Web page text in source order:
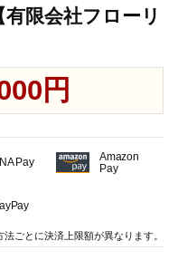
限会社フローリ
円
Pay
Amazon
Pay
法ごとに決済上限額が異なります。